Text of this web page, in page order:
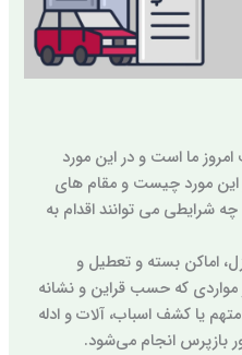
ما است و در این مورد
مورد چیست و مقام های
می توانند اقدام به
اماکن بسته و تعطیل و
که حسب قراین و نشانه
یا کشف اسباب، آلات و ادله
بازپرس انجام می‌شود.